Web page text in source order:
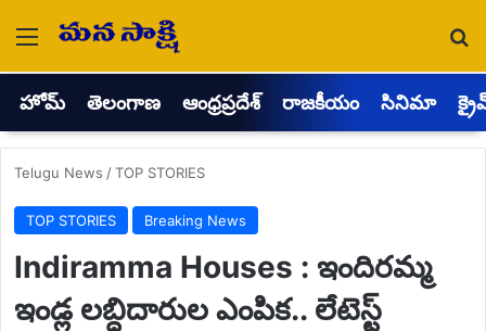
Menu
హోమ్ తెలంగాణ ఆంధ్రప్రదేశ్ రాజకీయం సినిమా
Telugu News /TOP STORIES
TOP STORIES Breaking News
Indiramma Houses : ఇందిరమ్మ
ఇండ్ల లబ్ధిదారుల ఎంపిక.. లేటెస్ట్